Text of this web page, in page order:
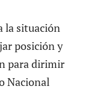
la situación
posición y
para dirimir
Nacional